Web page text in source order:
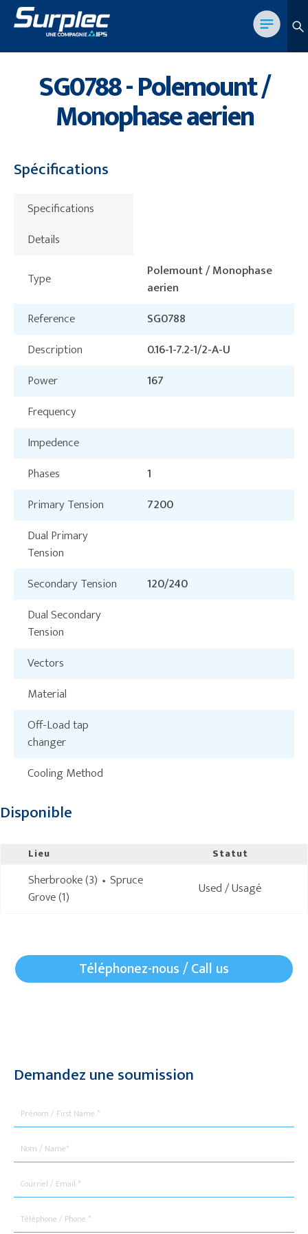
SG0788 - Polemount /
Monophase aerien
Spécifications
Specifications
Details
Type
Polemount / Monophase
aerien
Reference
SG0788
Description
0.16-1-7.2-1/2-A-U
Power
167
Frequency
Impedence
Phases
1
Primary Tension
7200
Dual Primary
Tension
Secondary Tension
120/240
Dual Secondary
Tension
Vectors
Material
Off-Load tap
changer
Cooling Method
Disponible
Lieu Statut
Sherbrooke (3) ⬩ Spruce
Grove (1)
Used / Usagé
Téléphonez-nous / Call us
Demandez une soumission